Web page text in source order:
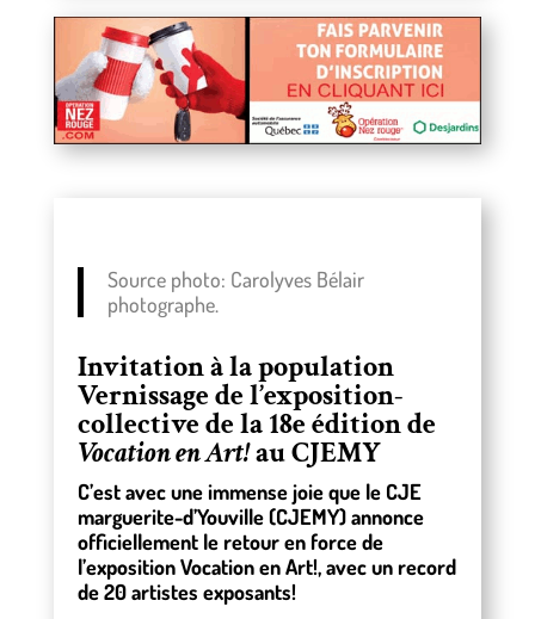
Source photo: Carolyves Bélair
photographe.
Invitation à la population
Vernissage de l’exposition-
collective de la 18e édition de
Vocation en Art!au CJEMY
C’est avec une immense joie que le CJE
marguerite-d’Youville (CJEMY) annonce
officiellement le retour en force de
l’exposition Vocation en Art!, avec un record
de 20 artistes exposants!